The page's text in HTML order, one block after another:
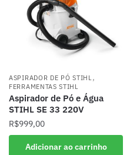
ASPIRADOR DE PÓ STIHL ,
FERRAMENTAS STIHL
Aspirador de Pó e Água
STIHL SE 33 220V
R$999,00
Adicionar ao carrinho